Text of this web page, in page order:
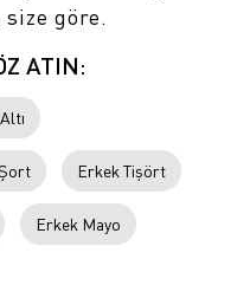
göre.
ATIN:
Erkek Tişört
Erkek Mayo